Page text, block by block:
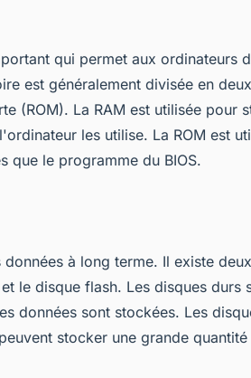
qui permet aux ordinateurs
est généralement divisée en
(ROM). La RAM est utilisée pour
les utilise. La ROM est
que le programme du BIOS.
à long terme. Il existe
le disque flash. Les disques durs
données sont stockées. Les
stocker une grande